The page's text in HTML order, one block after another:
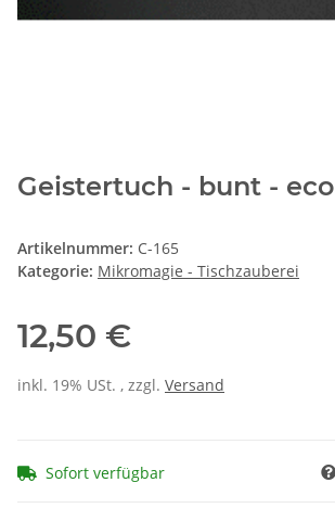
Geistertuch - bunt - eco
Artikelnummer: C-165
Kategorie: Mikromagie - Tischzauberei
12,50 €
inkl. 19% USt. , zzgl. Versand
Sofort verfügbar